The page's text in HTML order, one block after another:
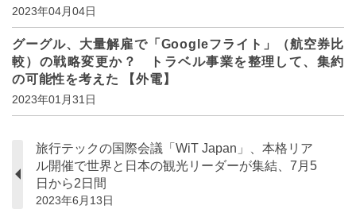
2023年04月04日
グーグル、大量解雇で「Googleフライト」（航空券比
較）の戦略変更か？ トラベル事業を整理して、集約
の可能性を考えた 【外電】
2023年01月31日
旅行テックの国際会議「WiT Japan」、本格リア
ル開催で世界と日本の観光リーダーが集結、7月5
日から2日間
2023年6月13日